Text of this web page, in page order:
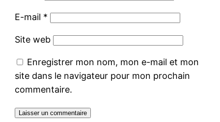
E-mail *
Site web
Enregistrer mon nom, mon e-mail et mon
site dans le navigateur pour mon prochain
commentaire.